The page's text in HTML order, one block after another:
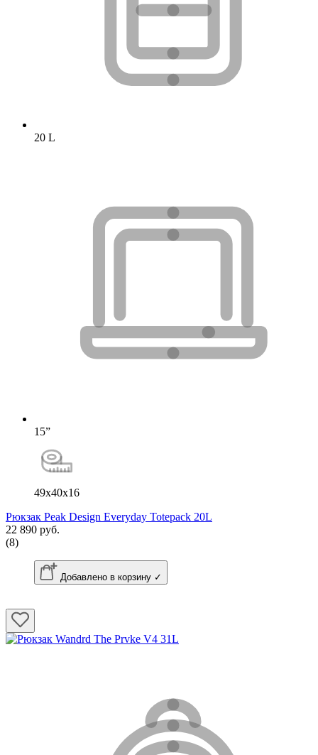
20 L
15”
49x40x16
Рюкзак Peak Design Everyday Totepack 20L
22 890 руб.
(8)
Добавлено в корзину ✓